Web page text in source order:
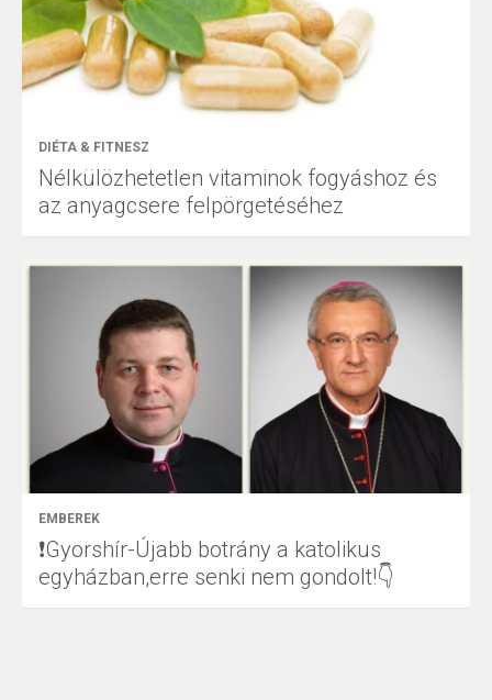
DIÉTA & FITNESZ
Nélkülözhetetlen vitaminok fogyáshoz és
az anyagcsere felpörgetéséhez
EMBEREK
❗Gyorshír-Újabb botrány a katolikus
egyházban,erre senki nem gondolt!👇